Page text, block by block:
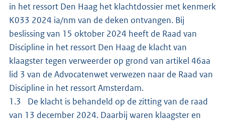
in het ressort Den Haag het klachtdossier met kenmerk
K033 2024 ia/nm van de deken ontvangen. Bij
beslissing van 15 oktober 2024 heeft de Raad van
Discipline in het ressort Den Haag de klacht van
klaagster tegen verweerder op grond van artikel 46aa
lid 3 van de Advocatenwet verwezen naar de Raad van
Discipline in het ressort Amsterdam.
1.3 De klacht is behandeld op de zitting van de raad
van 13 december 2024. Daarbij waren klaagster en